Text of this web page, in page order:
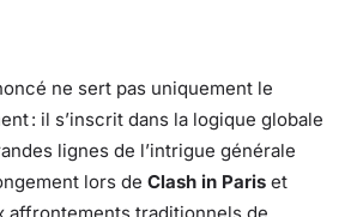
ne sert pas uniquement le
: il s’inscrit dans la logique globale
lignes de l’intrigue générale
lors de Clash in Paris et
affrontements traditionnels de